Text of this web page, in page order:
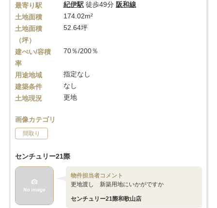
最寄り駅
紀伊駅 徒歩49分 阪和線
土地面積
174.02m²
土地面積
（坪）
52.64坪
建ぺい/容積
率
70％/200％
用途地域
指定なし
建築条件
なし
土地現況
更地
画像カテゴリ
間取り
センチュリー21際
物件担当者コメント
更地渡し 新築用地にいかがですか
センチュリー21際和歌山店